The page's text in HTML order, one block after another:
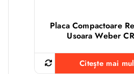
Placa Compactoare
Usoara Weber
Citește mai